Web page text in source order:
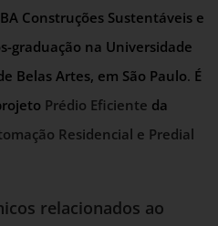
Construções Sustentáveis e
graduação na Universidade
Belas Artes, em São Paulo. É
Prédio Eficiente da
Residencial e Predial
relacionados ao